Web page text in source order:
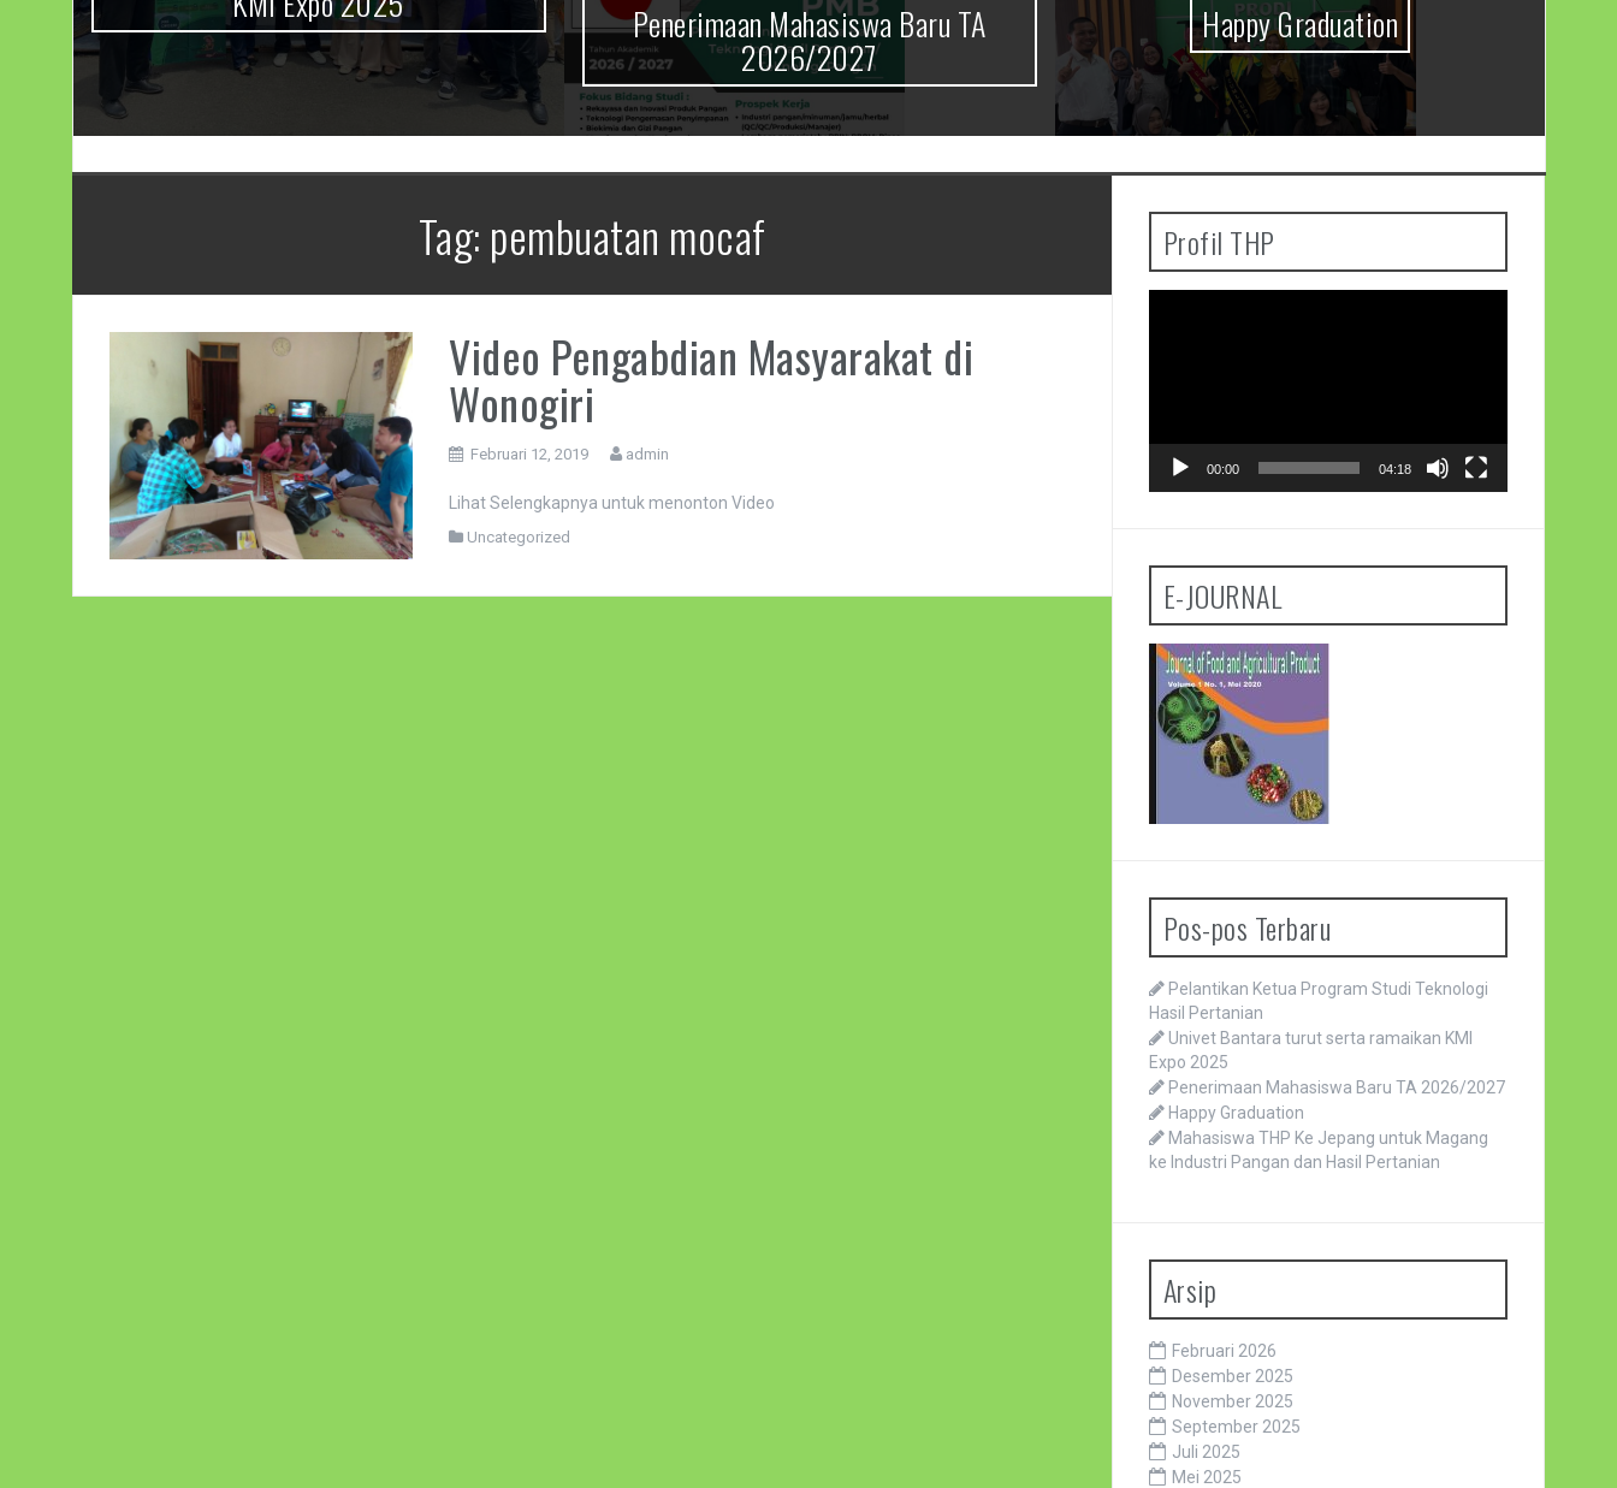
Penerimaan Mahasiswa Baru TA
2026/2027
Happy Graduation
Tag: pembuatan mocaf
Video Pengabdian Masyarakat di
Wonogiri
Februari 12, 2019 admin
Lihat Selengkapnya untuk menonton Video
Uncategorized
Profil THP
00:00 04:18
E-JOURNAL
Pos-pos Terbaru
Pelantikan Ketua Program Studi Teknologi
Hasil Pertanian
Univet Bantara turut serta ramaikan KMI
Expo 2025
Penerimaan Mahasiswa Baru TA 2026/2027
Happy Graduation
Mahasiswa THP Ke Jepang untuk Magang
ke Industri Pangan dan Hasil Pertanian
Arsip
Februari 2026
Desember 2025
November 2025
September 2025
Juli 2025
Mei 2025